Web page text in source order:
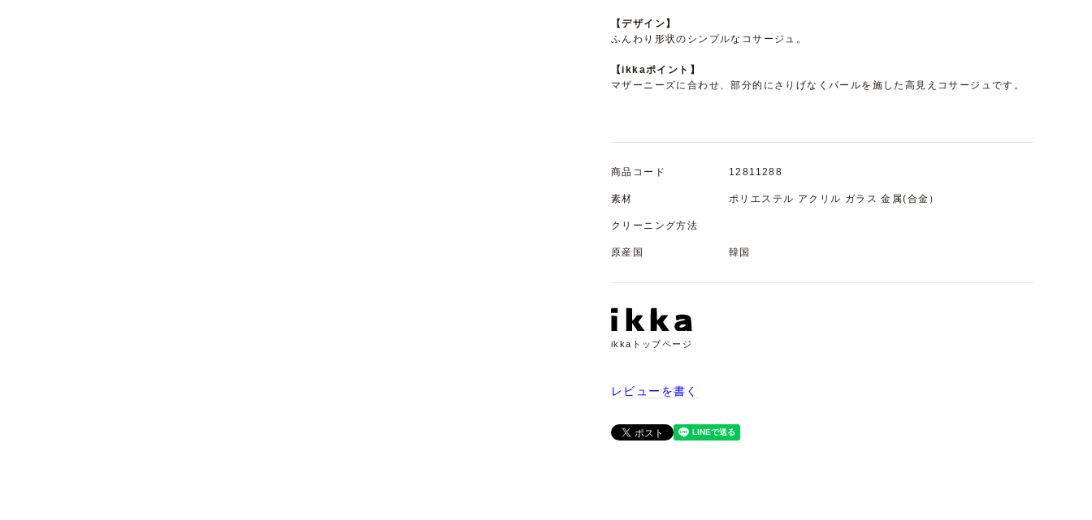
【デザイン】
ふんわり形状のシンプルなコサージュ。
【ikkaポイント】
マザーニーズに合わせ、部分的にさりげなくパールを施した高見えコサージュです。
商品コード 12811288
素材 ポリエステル アクリル ガラス 金属(合金）
クリーニング方法
原産国 韓国
ikkaトップページ
レビューを書く